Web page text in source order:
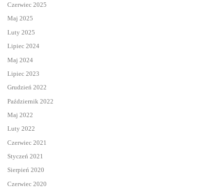
Czerwiec 2025
Maj 2025
Luty 2025
Lipiec 2024
Maj 2024
Lipiec 2023
Grudzień 2022
Październik 2022
Maj 2022
Luty 2022
Czerwiec 2021
Styczeń 2021
Sierpień 2020
Czerwiec 2020